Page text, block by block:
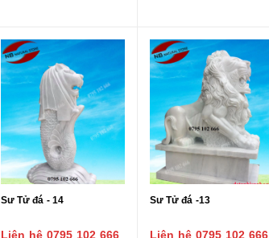
Sư Tử đá - 14
Liên hệ 0795 102 666
Sư Tử đá -13
Liên hệ 0795 102 666